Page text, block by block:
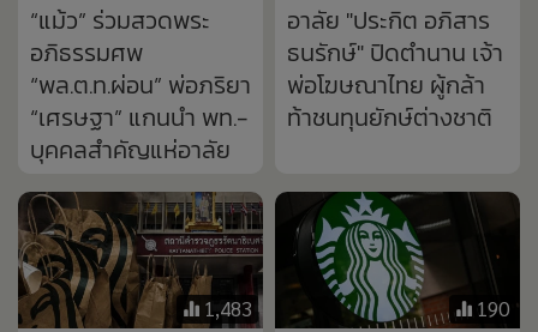
“แม้ว” ร่วมสวดพระ
อภิธรรมศพ
“พล.ต.ท.ผ่อน” พ่อภริยา
“เศรษฐา” แกนนำ พท.-
บุคคลสำคัญแห่อาลัย
อาลัย "ประกิต อภิสาร
ธนรักษ์" ปิดตำนาน เจ้า
พ่อโฆษณาไทย ผู้กล้า
ท้าชนทุนยักษ์ต่างชาติ
1,483 190